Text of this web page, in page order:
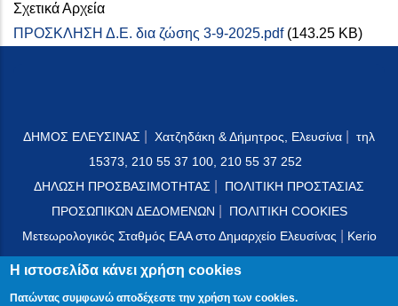
Σχετικά Αρχεία
ΠΡΟΣΚΛΗΣΗ Δ.Ε. δια ζώσης 3-9-2025.pdf (143.25 KB)
ΔΗΜΟΣ ΕΛΕΥΣΙΝΑΣ Χατζηδάκη & Δήμητρος, Ελευσίνα
τηλ
15373, 210 55 37 100, 210 55 37 252
ΔΗΛΩΣΗ ΠΡΟΣΒΑΣΙΜΟΤΗΤΑΣ
ΠΟΛΙΤΙΚΗ ΠΡΟΣΤΑΣΙΑΣ
ΠΡΟΣΩΠΙΚΩΝ ΔΕΔΟΜΕΝΩΝ
ΠΟΛΙΤΙΚΗ COOKIES
Μετεωρολογικός Σταθμός ΕΑΑ στο Δημαρχείο Ελευσίνας
Kerio
Mail Server
Η ιστοσελίδα κάνει χρήση cookies
Πατώντας συμφωνώ αποδέχεστε την χρήση των cookies.